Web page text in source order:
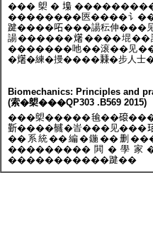
���㮾
��������匧����讠
踺����𠰴���諹秐伸
諹������𤏸����堒��
�������吔��滚��见
�𤏸�練�摱����𥡝�步人
Biomechanics: Principles and
(索�㮾���QP303 .B569 2015)
���㮾�����毺
𣂼����𢒰�峕���见
��系統��編�鍦��删
���������閧�學
�����������踺��